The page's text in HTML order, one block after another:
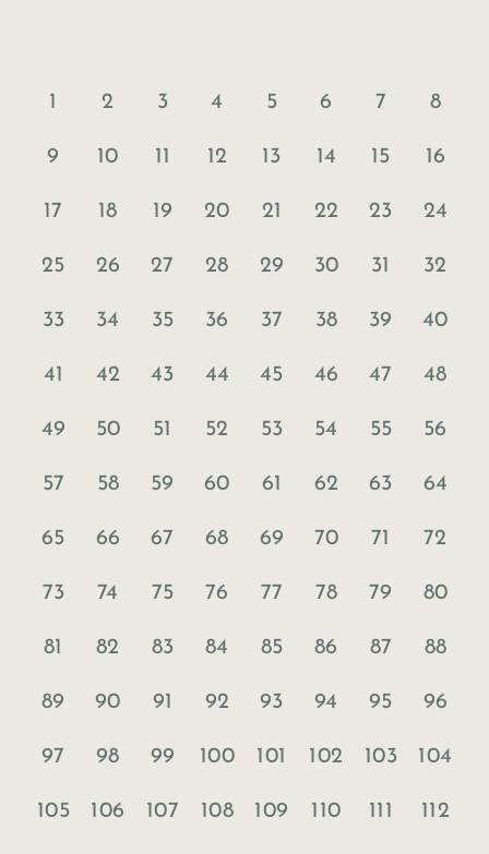
1 2 3 4 5 6 7 8
9 10 11 12 13 14 15 16
17 18 19 20 21 22 23 24
25 26 27 28 29 30 31 32
33 34 35 36 37 38 39 40
41 42 43 44 45 46 47 48
49 50 51 52 53 54 55 56
57 58 59 60 61 62 63 64
65 66 67 68 69 70 71 72
73 74 75 76 77 78 79 80
81 82 83 84 85 86 87 88
89 90 91 92 93 94 95 96
97 98 99 100 101 102 103 104
105 106 107 108 109 110 111 112